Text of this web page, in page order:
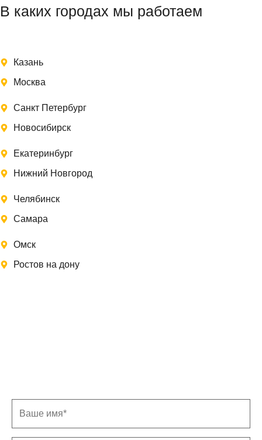
В каких городах мы работаем
Казань
Москва
Санкт Петербург
Новосибирск
Екатеринбург
Нижний Новгород
Челябинск
Самара
Омск
Ростов на дону